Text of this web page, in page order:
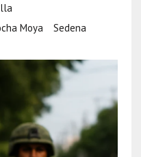
Moya
Sedena